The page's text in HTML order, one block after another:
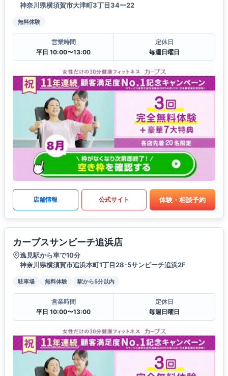
神奈川県横須賀市大津町3丁目34ー22
無料体験
営業時間
平日 10:00〜13:00
定休日
毎週日曜日
店舗情報 公式サイト 体験・相談予約
カーブスサンビーチ追浜店
逸見駅から車で10分
神奈川県横須賀市追浜本町1丁目28-5サンビーチ追浜2F
駐車場 無料体験 駅から5分以内
営業時間
平日 10:00〜13:00
定休日
毎週日曜日